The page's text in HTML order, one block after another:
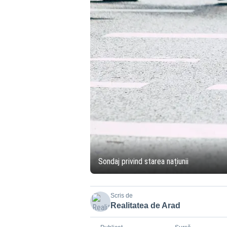
Sondaj privind starea națiunii
Scris de
Realitatea de Arad